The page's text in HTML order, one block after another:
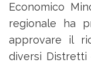
Economico
regionale ha
approvare il
diversi Distretti